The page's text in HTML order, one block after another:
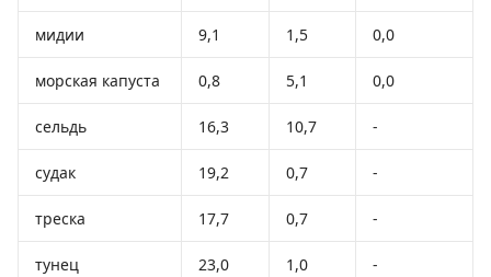
мидии 9,1 1,5 0,0
морская капуста 0,8 5,1 0,0
сельдь 16,3 10,7 -
судак 19,2 0,7 -
треска 17,7 0,7 -
тунец 23,0 1,0 -